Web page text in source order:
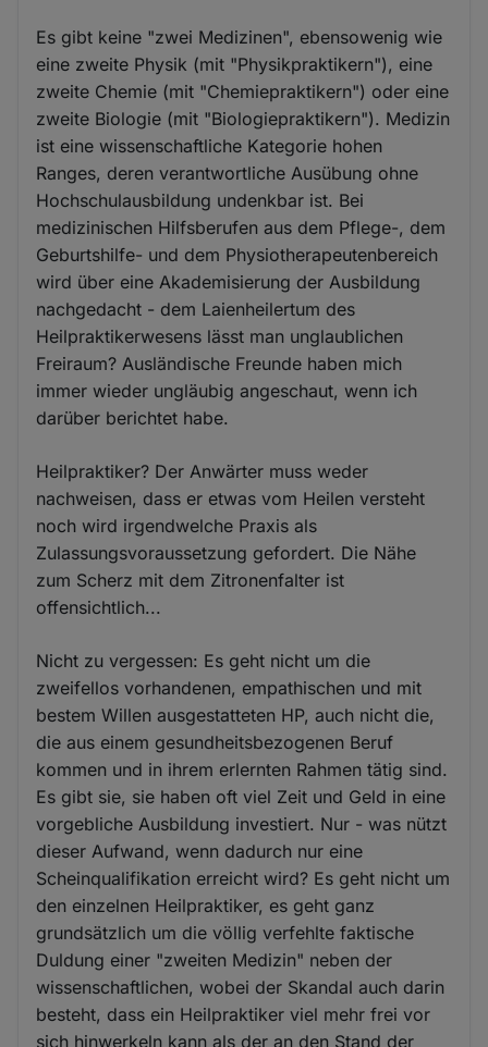
Es gibt keine "zwei Medizinen", ebensowenig wie
eine zweite Physik (mit "Physikpraktikern"), eine
zweite Chemie (mit "Chemiepraktikern") oder eine
zweite Biologie (mit "Biologiepraktikern"). Medizin
ist eine wissenschaftliche Kategorie hohen
Ranges, deren verantwortliche Ausübung ohne
Hochschulausbildung undenkbar ist. Bei
medizinischen Hilfsberufen aus dem Pflege-, dem
Geburtshilfe- und dem Physiotherapeutenbereich
wird über eine Akademisierung der Ausbildung
nachgedacht - dem Laienheilertum des
Heilpraktikerwesens lässt man unglaublichen
Freiraum? Ausländische Freunde haben mich
immer wieder ungläubig angeschaut, wenn ich
darüber berichtet habe.
Heilpraktiker? Der Anwärter muss weder
nachweisen, dass er etwas vom Heilen versteht
noch wird irgendwelche Praxis als
Zulassungsvoraussetzung gefordert. Die Nähe
zum Scherz mit dem Zitronenfalter ist
offensichtlich...
Nicht zu vergessen: Es geht nicht um die
zweifellos vorhandenen, empathischen und mit
bestem Willen ausgestatteten HP, auch nicht die,
die aus einem gesundheitsbezogenen Beruf
kommen und in ihrem erlernten Rahmen tätig sind.
Es gibt sie, sie haben oft viel Zeit und Geld in eine
vorgebliche Ausbildung investiert. Nur - was nützt
dieser Aufwand, wenn dadurch nur eine
Scheinqualifikation erreicht wird? Es geht nicht um
den einzelnen Heilpraktiker, es geht ganz
grundsätzlich um die völlig verfehlte faktische
Duldung einer "zweiten Medizin" neben der
wissenschaftlichen, wobei der Skandal auch darin
besteht, dass ein Heilpraktiker viel mehr frei vor
sich hinwerkeln kann als der an den Stand der